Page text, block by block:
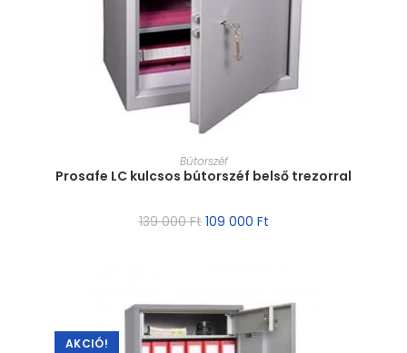
MÉRET VÁLASZTÁSA
Bútorszéf
Prosafe LC kulcsos bútorszéf belső trezorral
139 000Ft 109 000 Ft
AKCIÓ!